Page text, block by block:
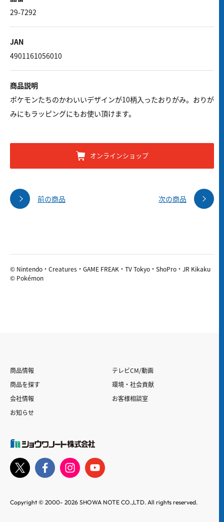
29-7292
JAN
4901161056010
商品説明
ポケモンたちのかわいいデザインが10柄入ったおりがみ。おりが
みにもラッピングにもお使い頂けます。
オンラインショップ
前の商品 次の商品
© Nintendo・Creatures・GAME FREAK・TV Tokyo・ShoPro・JR Kikaku
© Pokémon
商品情報
商品を探す
会社情報
お知らせ
テレビCM/動画
環境・社会貢献
お客様相談室
Copyright © 2000- 2026 SHOWA NOTE CO.,LTD. All rights reserved.